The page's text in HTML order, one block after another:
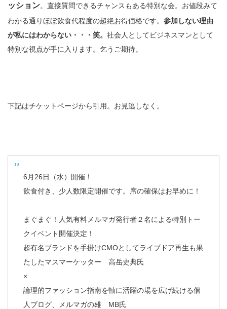
ッション。直接質問できるチャンスもある特別な会。お値段みて
わかる通りほぼ飲食代程度の超絶お得価格です。 参加しない理由
が私にはわからない・・・笑。 社会人としてビジネスマンとして
特別な視点が手に入ります。乞うご期待。
下記はチケットページから引用。お見逃しなく。
6月26日（水）開催！
飲食付き、少人数限定開催です。席の確保はお早めに！
まぐまぐ！人気有料メルマガ発行者２名による特別トー
クイベント開催決定！
超有名ブランドを手掛けCMOとしてライブドア再生も果
たしたマスマーケッター 高岳史典氏
×
論理的ファッション指南を軸に活躍の場を広げ続ける個
人ブログ、メルマガの雄 MB氏